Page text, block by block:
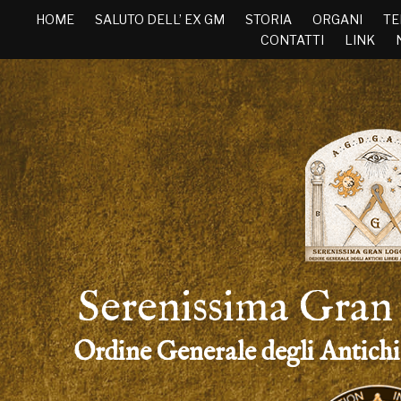
HOME SALUTO DELL’ EX GM STORIA ORGANI
CONTATTI
LINK
Serenissima
Ordine Generale degli